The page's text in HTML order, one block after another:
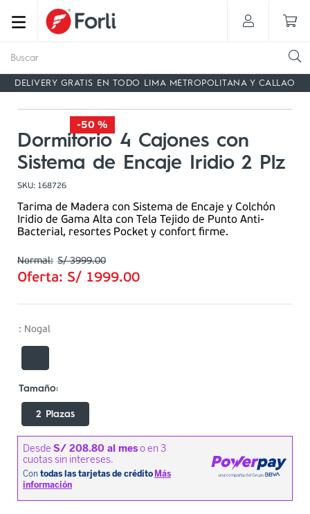
DELIVERY GRATIS EN TODO LIMA METROPOLITANA Y CALLAO
-50 %
Dormitorio 4 Cajones con
Sistema de Encaje Iridio 2 Plz
SKU: 168726
Tarima de Madera con Sistema de Encaje y Colchón
Iridio de Gama Alta con Tela Tejido de Punto Anti-
Bacterial, resortes Pocket y confort firme.
S/ 3999.00
Oferta: S/ 1999.00
: Nogal
2 Plazas